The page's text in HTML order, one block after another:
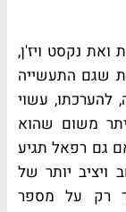
נקסט ויז'ן,
שגם התעשייה
להערכתו, עשוי
משום שהוא
גם רפאל תגיע
ויציב יותר של
רק על מספר